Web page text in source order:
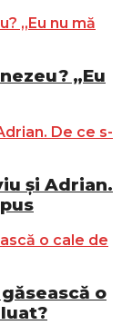
„Eu
și Adrian.
o